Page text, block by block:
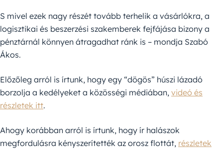
S mivel ezek nagy részét tovább terhelik a vásárlókra, a
logisztikai és beszerzési szakemberek fejfájása bizony a
pénztárnál könnyen átragadhat ránk is – mondja Szabó
Ákos.
Előzőleg arról is írtunk, hogy egy “dögös” húszi lázadó
borzolja a kedélyeket a közösségi médiában, videó és
részletek itt.
Ahogy korábban arról is írtunk, hogy ír halászok
megfordulásra kényszerítették az orosz flottát, részletek